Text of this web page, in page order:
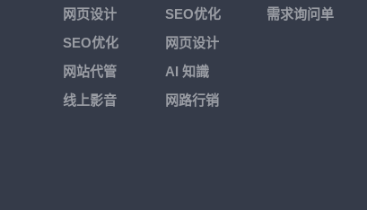
网页设计
SEO优化
网站代管
线上影音
SEO优化
网页设计
AI 知識
网路行销
需求询问单